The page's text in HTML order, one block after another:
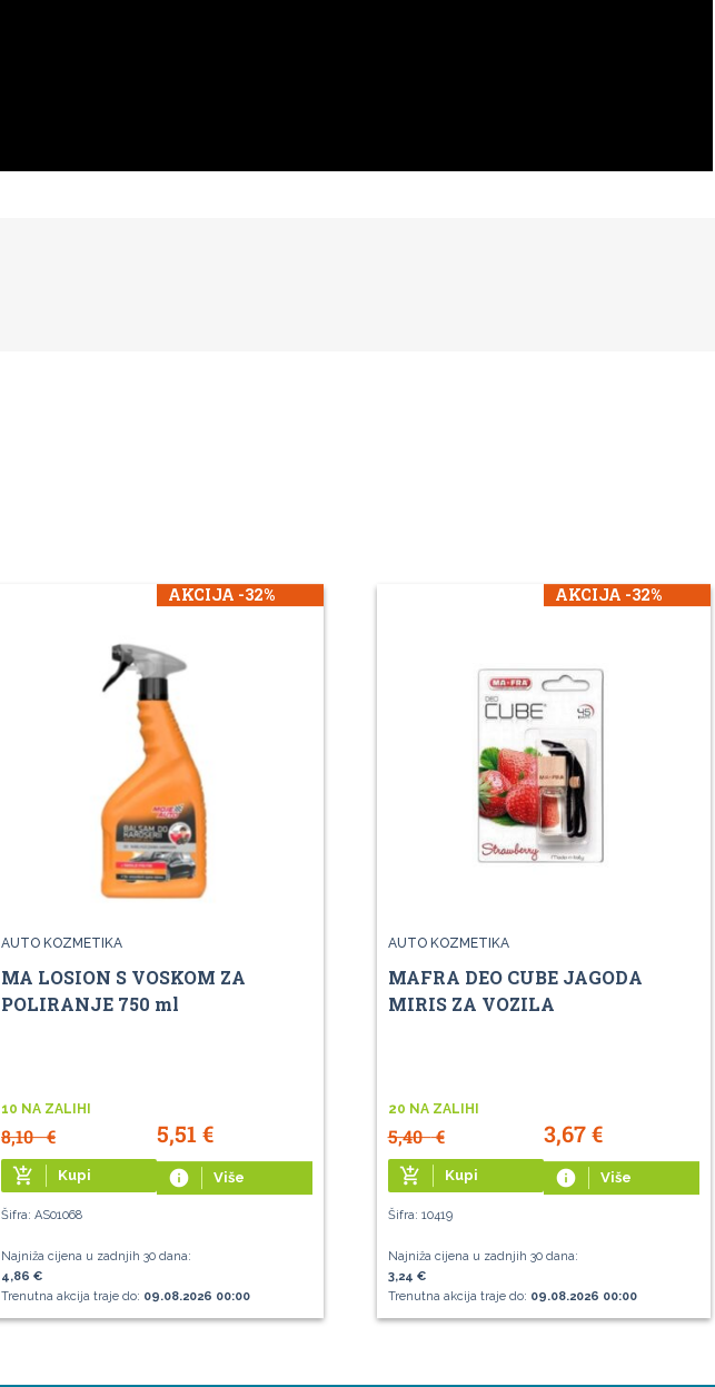
AKCIJA -32%
AUTO KOZMETIKA
MA LOSION S VOSKOM ZA
POLIRANJE 750 ml
10 NA ZALIHI
8,10€ 5,51€
add_shopping_cart Kupi info Više
Šifra: AS01068
Najniža cijena u zadnjih 30 dana:
4,86 €
Trenutna akcija traje do: 09.08.2026 00:00
AKCIJA -32%
AUTO KOZMETIKA
MAFRA DEO CUBE JAGODA
MIRIS ZA VOZILA
20 NA ZALIHI
5,40€ 3,67€
add_shopping_cart Kupi info Više
Šifra: 10419
Najniža cijena u zadnjih 30 dana:
3,24 €
Trenutna akcija traje do: 09.08.2026 00:00